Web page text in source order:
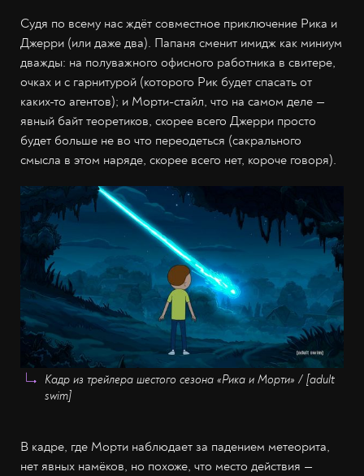
Судя по всему нас ждёт совместное приключение Рика и
Джерри (или даже два). Папаня сменит имидж как миниум
дважды: на полуважного офисного работника в свитере,
очках и с гарнитурой (которого Рик будет спасать от
каких-то агентов); и Морти-стайл, что на самом деле —
явный байт теоретиков, скорее всего Джерри просто
будет больше не во что переодеться (сакрального
смысла в этом наряде, скорее всего нет, короче говоря).
Кадр из трейлера шестого сезона «Рика и Морти» / [adult
swim]
В кадре, где Морти наблюдает за падением метеорита,
нет явных намёков, но похоже, что место действия —